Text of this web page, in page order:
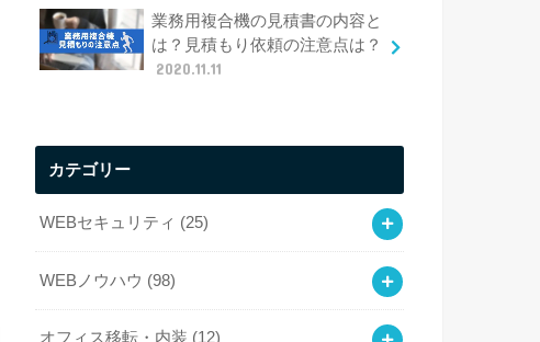
業務用複合機の見積書の内容と
は？見積もり依頼の注意点は？
2020.11.11
カテゴリー
WEBセキュリティ (25)
WEBノウハウ (98)
オフィス移転・内装 (12)